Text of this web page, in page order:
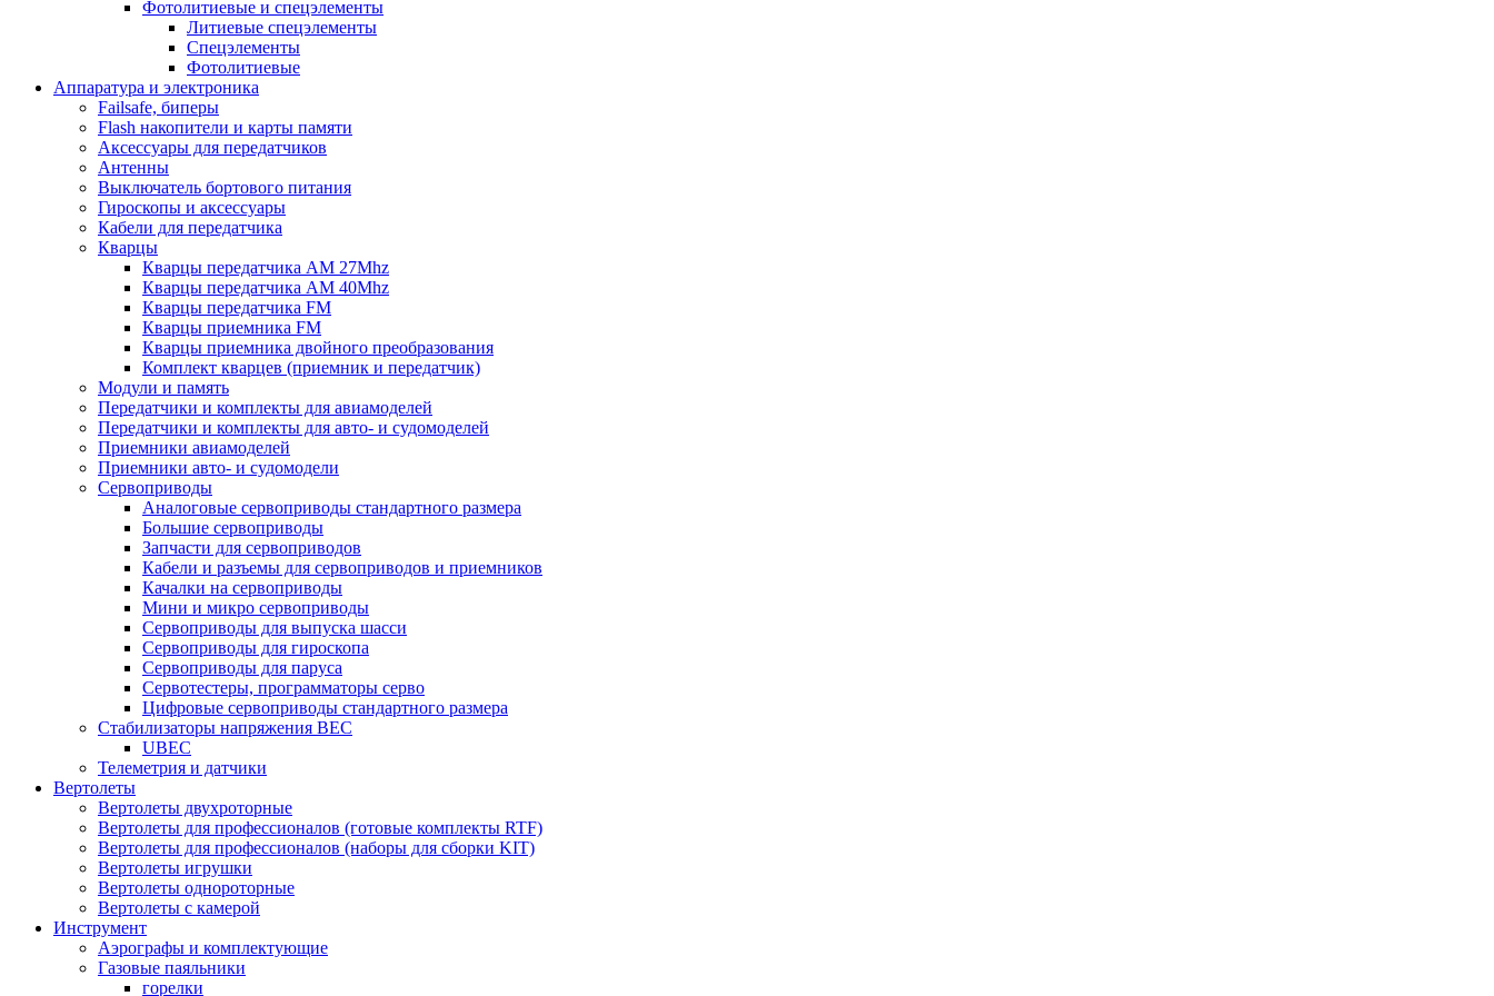
Фотолитиевые и спецэлементы
Литиевые спецэлементы
Спецэлементы
Фотолитиевые
Аппаратура и электроника
Failsafe, биперы
Flash накопители и карты памяти
Аксессуары для передатчиков
Антенны
Выключатель бортового питания
Гироскопы и аксессуары
Кабели для передатчика
Кварцы
Кварцы передатчика AM 27Mhz
Кварцы передатчика AM 40Mhz
Кварцы передатчика FM
Кварцы приемника FM
Кварцы приемника двойного преобразования
Комплект кварцев (приемник и передатчик)
Модули и память
Передатчики и комплекты для авиамоделей
Передатчики и комплекты для авто- и судомоделей
Приемники авиамоделей
Приемники авто- и судомодели
Сервоприводы
Аналоговые сервоприводы стандартного размера
Большие сервоприводы
Запчасти для сервоприводов
Кабели и разъемы для сервоприводов и приемников
Качалки на сервоприводы
Мини и микро сервоприводы
Сервоприводы для выпуска шасси
Сервоприводы для гироскопа
Сервоприводы для паруса
Сервотестеры, программаторы серво
Цифровые сервоприводы стандартного размера
Стабилизаторы напряжения BEC
UBEC
Телеметрия и датчики
Вертолеты
Вертолеты двухроторные
Вертолеты для профессионалов (готовые комплекты RTF)
Вертолеты для профессионалов (наборы для сборки KIT)
Вертолеты игрушки
Вертолеты однороторные
Вертолеты с камерой
Инструмент
Аэрографы и комплектующие
Газовые паяльники
горелки